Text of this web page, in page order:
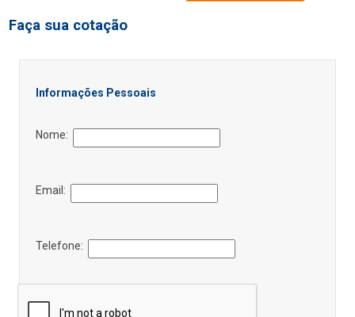
Faça sua cotação
Informações Pessoais
Nome:
Email:
Telefone: